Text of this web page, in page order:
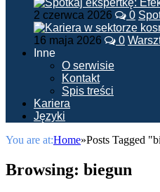
2 czerwca 2026 0
16 maja 2026 0
Inne
O serwisie
Kontakt
Spis treści
Kariera
Języki
You are at:Home»Posts Tagged
Browsing: biegun